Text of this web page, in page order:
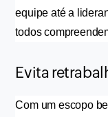
equipe até a
todos
Evita
Com um escopo